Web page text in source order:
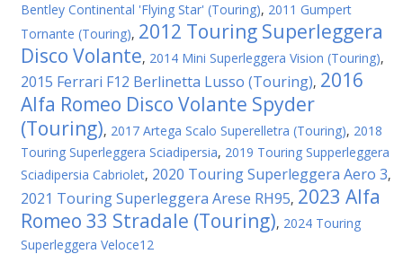
Bentley Continental 'Flying Star' (Touring), 2011 Gumpert
Tornante (Touring), 2012 Touring Superleggera
Disco Volante, 2014 Mini Superleggera Vision (Touring),
2015 Ferrari F12 Berlinetta Lusso (Touring), 2016
Alfa Romeo Disco Volante Spyder
(Touring), 2017 Artega Scalo Superelletra (Touring), 2018
Touring Superleggera Sciadipersia, 2019 Touring Supperleggera
Sciadipersia Cabriolet, 2020 Touring Superleggera Aero 3,
2021 Touring Superleggera Arese RH95, 2023 Alfa
Romeo 33 Stradale (Touring), 2024 Touring
Superleggera Veloce12